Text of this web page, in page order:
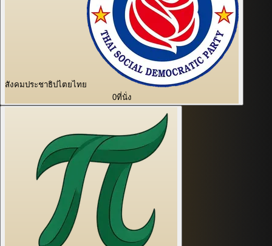
สังคมประชาธิปไตยไทย
0ที่นั่ง